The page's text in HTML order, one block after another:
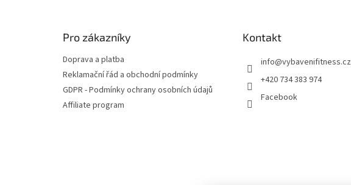
Pro zákazníky
Doprava a platba
Reklamační řád a obchodní podmínky
GDPR - Podmínky ochrany osobních údajů
Affiliate program
Kontakt
info@vybavenifitness.cz
+420 734 383 974
Facebook